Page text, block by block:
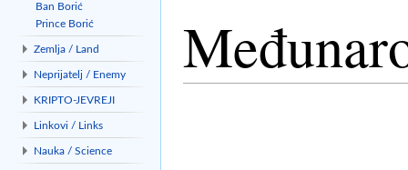
Ban Borić
Prince Borić
Zemlja / Land
Neprijatelj / Enemy
KRIPTO-JEVREJI
Linkovi / Links
Nauka / Science